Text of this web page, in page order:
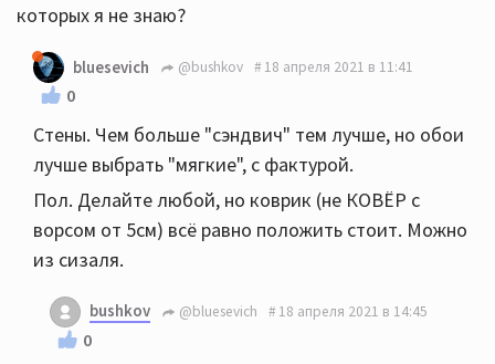
которых я не знаю?
bluesevich @bushkov 18 апреля 2021 в 11:41
0
Стены. Чем больше "сэндвич" тем лучше, но обои
лучше выбрать "мягкие", с фактурой.
Пол. Делайте любой, но коврик (не КОВЁР с
ворсом от 5см) всё равно положить стоит. Можно
из сизаля.
bushkov @bluesevich 18 апреля 2021 в 14:45
0